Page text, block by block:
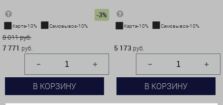
-3%
Карта-10% Самовывоз-10%
8 011 руб.
7 771 руб.
В КОРЗИНУ
Карта-10% Самовывоз-10%
5 173 руб.
В КОРЗИНУ